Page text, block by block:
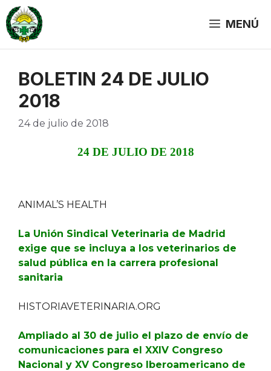
Saltar
al
contenido
MENÚ
BOLETIN 24 DE JULIO
2018
24 de julio de 2018
24 DE JULIO DE 2018
ANIMAL’S HEALTH
La Unión Sindical Veterinaria de Madrid
exige que se incluya a los veterinarios de
salud pública en la carrera profesional
sanitaria
HISTORIAVETERINARIA.ORG
Ampliado al 30 de julio el plazo de envío de
comunicaciones para el XXIV Congreso
Nacional y XV Congreso Iberoamericano de